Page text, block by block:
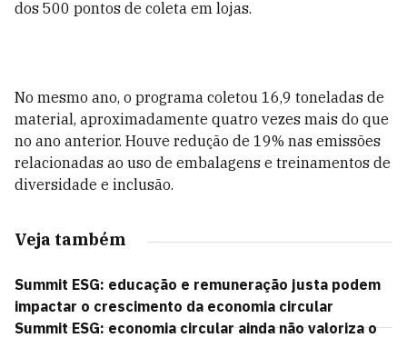
dos 500 pontos de coleta em lojas.
No mesmo ano, o programa coletou 16,9 toneladas de
material, aproximadamente quatro vezes mais do que
no ano anterior. Houve redução de 19% nas emissões
relacionadas ao uso de embalagens e treinamentos de
diversidade e inclusão.
Veja também
Summit ESG: educação e remuneração justa podem
impactar o crescimento da economia circular
Summit ESG: economia circular ainda não valoriza o